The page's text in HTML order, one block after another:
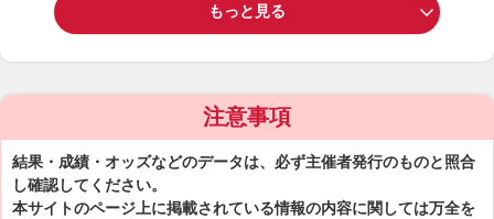
もっと見る
注意事項
結果・成績・オッズなどのデータは、必ず主催者発行のものと照合
し確認してください。
本サイトのページ上に掲載されている情報の内容に関しては万全を